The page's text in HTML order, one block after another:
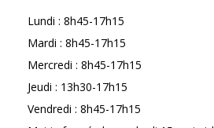
Lundi : 8h45-17h15
Mardi : 8h45-17h15
Mercredi : 8h45-17h15
Jeudi : 13h30-17h15
Vendredi : 8h45-17h15